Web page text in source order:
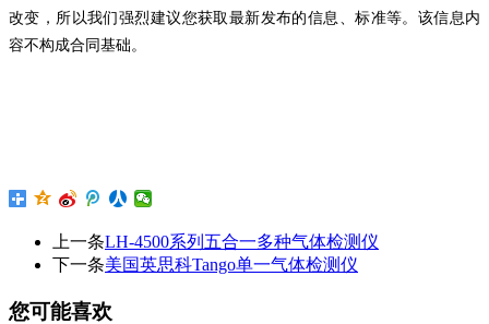
改变，所以我们强烈建议您获取最新发布的信息、标准等。该信息内
容不构成合同基础。
上一条LH-4500系列五合一多种气体检测仪
下一条美国英思科Tango单一气体检测仪
您可能喜欢